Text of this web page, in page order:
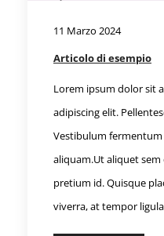
11 Marzo 2024
Articolo di esempio
Lorem ipsum dolor sit
adipiscing elit.
Vestibulum
aliquam.Ut aliquet
pretium id. Quisque
viverra, at tempor